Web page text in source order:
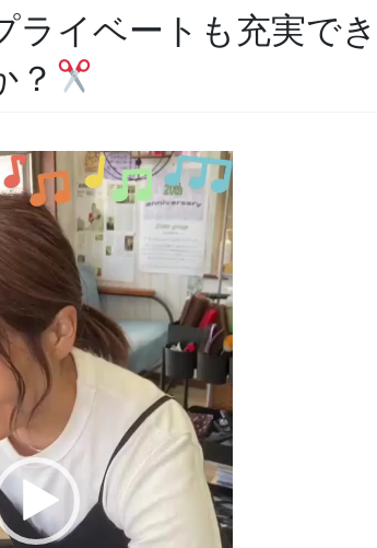
ライベートも充実で
？